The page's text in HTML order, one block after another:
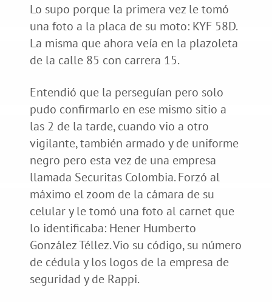
Lo supo porque la primera vez le tomó
una foto a la placa de su moto: KYF 58D.
La misma que ahora veía en la plazoleta
de la calle 85 con carrera 15.
Entendió que la perseguían pero solo
pudo confirmarlo en ese mismo sitio a
las 2 de la tarde, cuando vio a otro
vigilante, también armado y de uniforme
negro pero esta vez de una empresa
llamada Securitas Colombia. Forzó al
máximo el zoom de la cámara de su
celular y le tomó una foto al carnet que
lo identificaba: Hener Humberto
González Téllez. Vio su código, su número
de cédula y los logos de la empresa de
seguridad y de Rappi.